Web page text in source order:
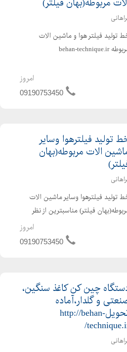
تولید فیلتر هوا و ماشین الات
مربوطه behan-technique.ir
-ساخت و فروش خط تولید فیلتر هوای.
امروز
09190753450
تولید فیلترهوا وسایر
الات مربوطه(بهان
تولید فیلترهوا وسایر ماشین الات
فیلتر) مناسبترین از نظر
قیمت وکیفیت وکاربری ماشین آلات
تولید فیلترهوا ( بهان فیلتر) http://behan-
امروز
09190753450
چین کن کاغذ سنگین،
و گلدار،آماده
تحویلhttp://behan-